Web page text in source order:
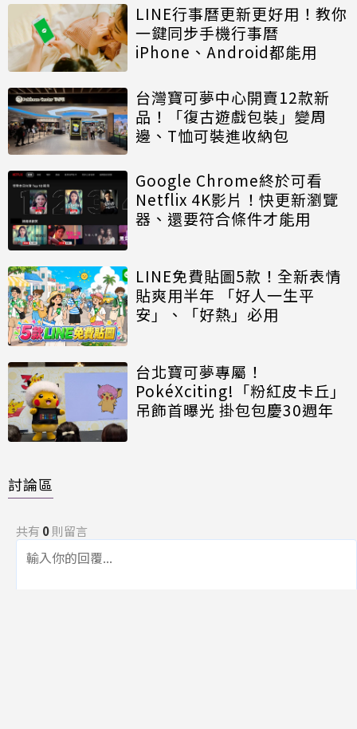
LINE行事曆更新更好用！教你
一鍵同步手機行事曆
iPhone、Android都能用
台灣寶可夢中心開賣12款新
品！「復古遊戲包裝」變周
邊、T恤可裝進收納包
Google Chrome終於可看
Netflix 4K影片！快更新瀏覽
器、還要符合條件才能用
LINE免費貼圖5款！全新表情
貼爽用半年 「好人一生平
安」、「好熱」必用
台北寶可夢專屬！
PokéXciting!「粉紅皮卡丘」
吊飾首曝光 掛包包慶30週年
討論區
共有 0則留言